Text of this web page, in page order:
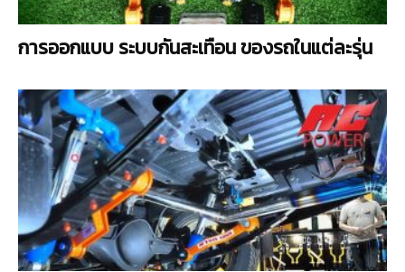
การออกแบบ ระบบกันสะเทือน ของรถในแต่ละรุ่น